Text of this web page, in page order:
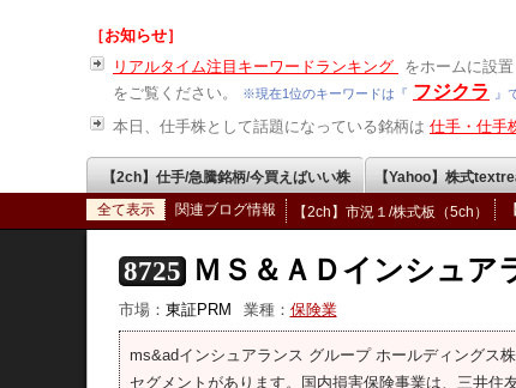
［お知らせ］
リアルタイム注目キーワードランキング
をホームに設
をご覧ください。
※現在1位のキーワードは『 フジクラ 』
本日、仕手株として話題になっている銘柄は 仕手・仕手
【2ch】仕手/急騰銘柄/今買えばいい株 【Yahoo】株式
全て表示 関連ブログ情報 【2ch】市況１/株式板（5ch）
8725 ＭＳ＆ＡＤインシュ
市場： 東証PRM 業種： 保険業
ms&adインシュアランス グループ ホールディングス
セグメントがあります。国内損害保険事業は、三井住